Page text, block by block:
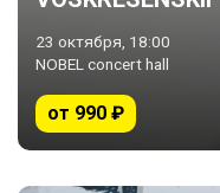
23 октября, 18:00
NOBEL concert hall
от 990 ₽